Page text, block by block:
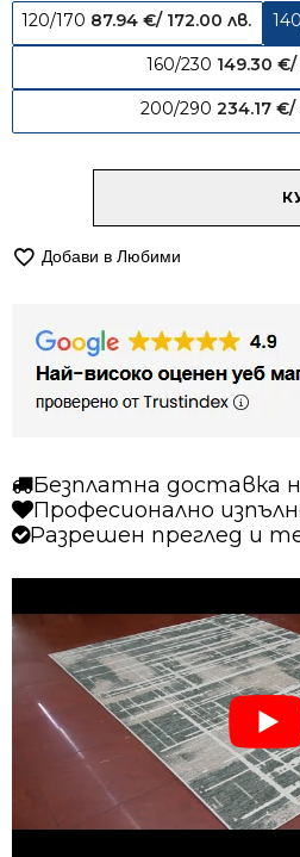
120/170 87.94 €/ 172.00 лв.
160/230 149.30 €/
200/290 234.17 €/
140/200
бежов
зелен
Добави в Любими
Безплатна доставка
Професионално
Разрешен преглед и